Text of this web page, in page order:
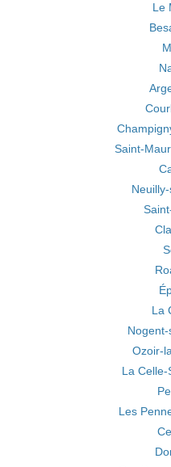
Le
Saint-
La
Ozoir-
La Celle-
Les